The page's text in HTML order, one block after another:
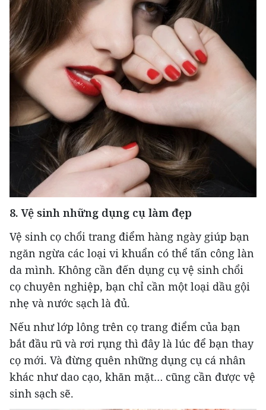
8. Vệ sinh những dụng cụ làm đẹp
Vệ sinh cọ chổi trang điểm hàng ngày giúp bạn
ngăn ngừa các loại vi khuẩn có thể tấn công làn
da mình. Không cần đến dụng cụ vệ sinh chổi
cọ chuyên nghiệp, bạn chỉ cần một loại dầu gội
nhẹ và nước sạch là đủ.
Nếu như lớp lông trên cọ trang điểm của bạn
bắt đầu rũ và rơi rụng thì đây là lúc để bạn thay
cọ mới. Và đừng quên những dụng cụ cá nhân
khác như dao cạo, khăn mặt… cũng cần được vệ
sinh sạch sẽ.